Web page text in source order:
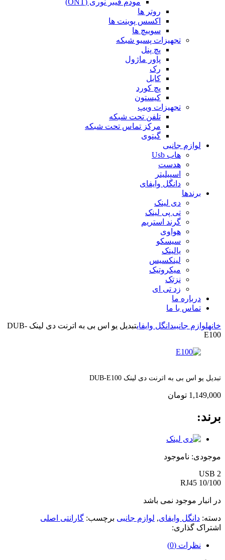
مودم فیبر نوری (ONT)
روتر ها
اکسس پوینت ها
سوییچ ها
تجهیزات پسیو شبکه
پچ پنل
پاور ماژول
رک
کابل
پچ کورد
کیستون
تجهیزات ویپ
تلفن تحت شبکه
مرکز تماس تحت شبکه
گیتوی
لوازم جانبی
هاب Usb
هدست
اسپیلیتر
دانگل وایفای
برندها
دی لینک
تی پی لینک
گرند استریم
هواوی
سیسکو
یالینک
لینکسیس
میکروتیک
نزتک
زد تی ای
درباره ما
تماس با ما
خانهلوازم جانبیدانگل وایفای
تبدیل یو اس بی به اترنت دی لینک DUB-
E100
تبدیل یو اس بی به اترنت دی لینک DUB-E100
1,149,000 تومان
برند:
موجودی: ناموجود
USB 2
RJ45 10/100
در انبار موجود نمی باشد
دسته: دانگل وایفای, لوازم جانبی برچسب: گارانتی اصلی
اشتراک گذاری:
نظرات (0)